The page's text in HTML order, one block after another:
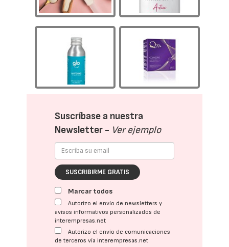
Suscríbase a nuestra
Newsletter - Ver ejemplo
SUSCRIBIRME GRATIS
Marcar todos
Autorizo el envío de newsletters y
avisos informativos personalizados de
interempresas.net
Autorizo el envío de comunicaciones
de terceros vía interempresas.net